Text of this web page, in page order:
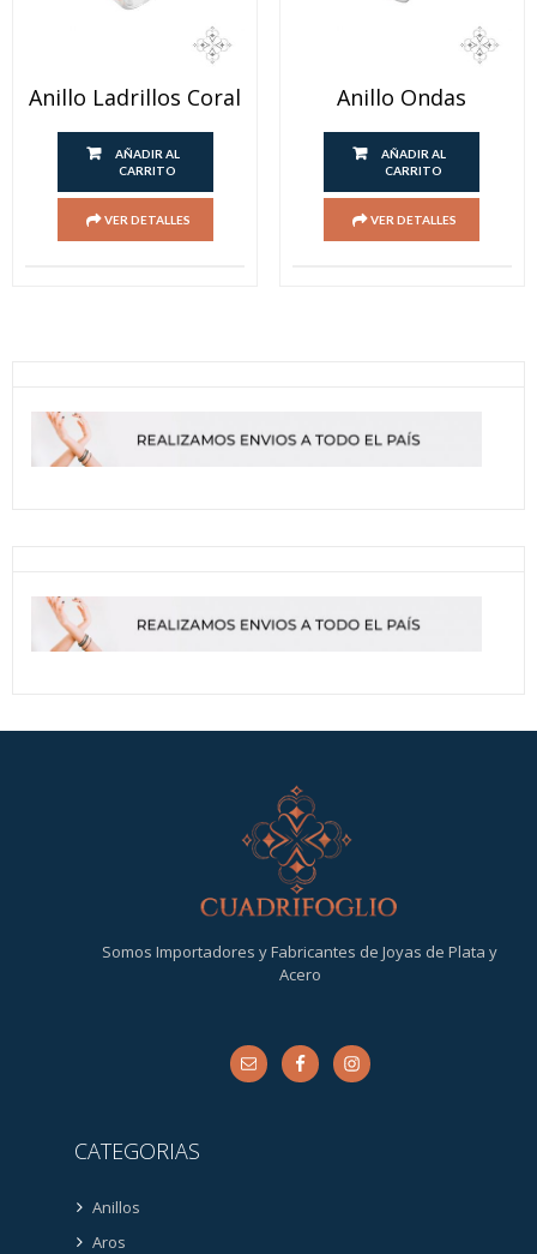
Anillo Ladrillos Coral
AÑADIR AL
CARRITO
VER DETALLES
Anillo Ondas
AÑADIR AL
CARRITO
VER DETALLES
Somos Importadores y Fabricantes de Joyas de Plata y
Acero
CATEGORIAS
Anillos
Aros